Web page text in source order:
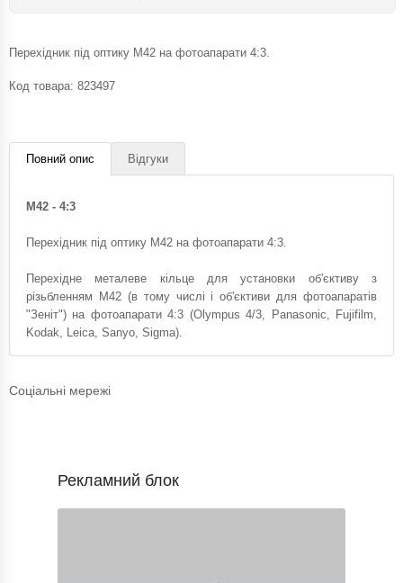
Перехідник під оптику M42 на фотоапарати 4:3.
Код товара: 823497
Повний опис Відгуки
M42 - 4:3
Перехідник під оптику M42 на фотоапарати 4:3.
Перехідне металеве кільце для установки об'єктиву з
різьбленням М42 (в тому числі і об'єктиви для фотоапаратів
"Зеніт") на фотоапарати 4:3 (Olympus 4/3, Panasonic, Fujifilm,
Kodak, Leica, Sanyo, Sigma).
Соціальні мережі
Рекламний блок